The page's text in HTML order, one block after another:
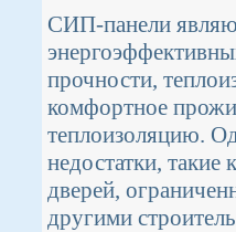
СИП-панели
прочности,
комфортное
теплоизоляцию.
недостатки,
дверей,
другими